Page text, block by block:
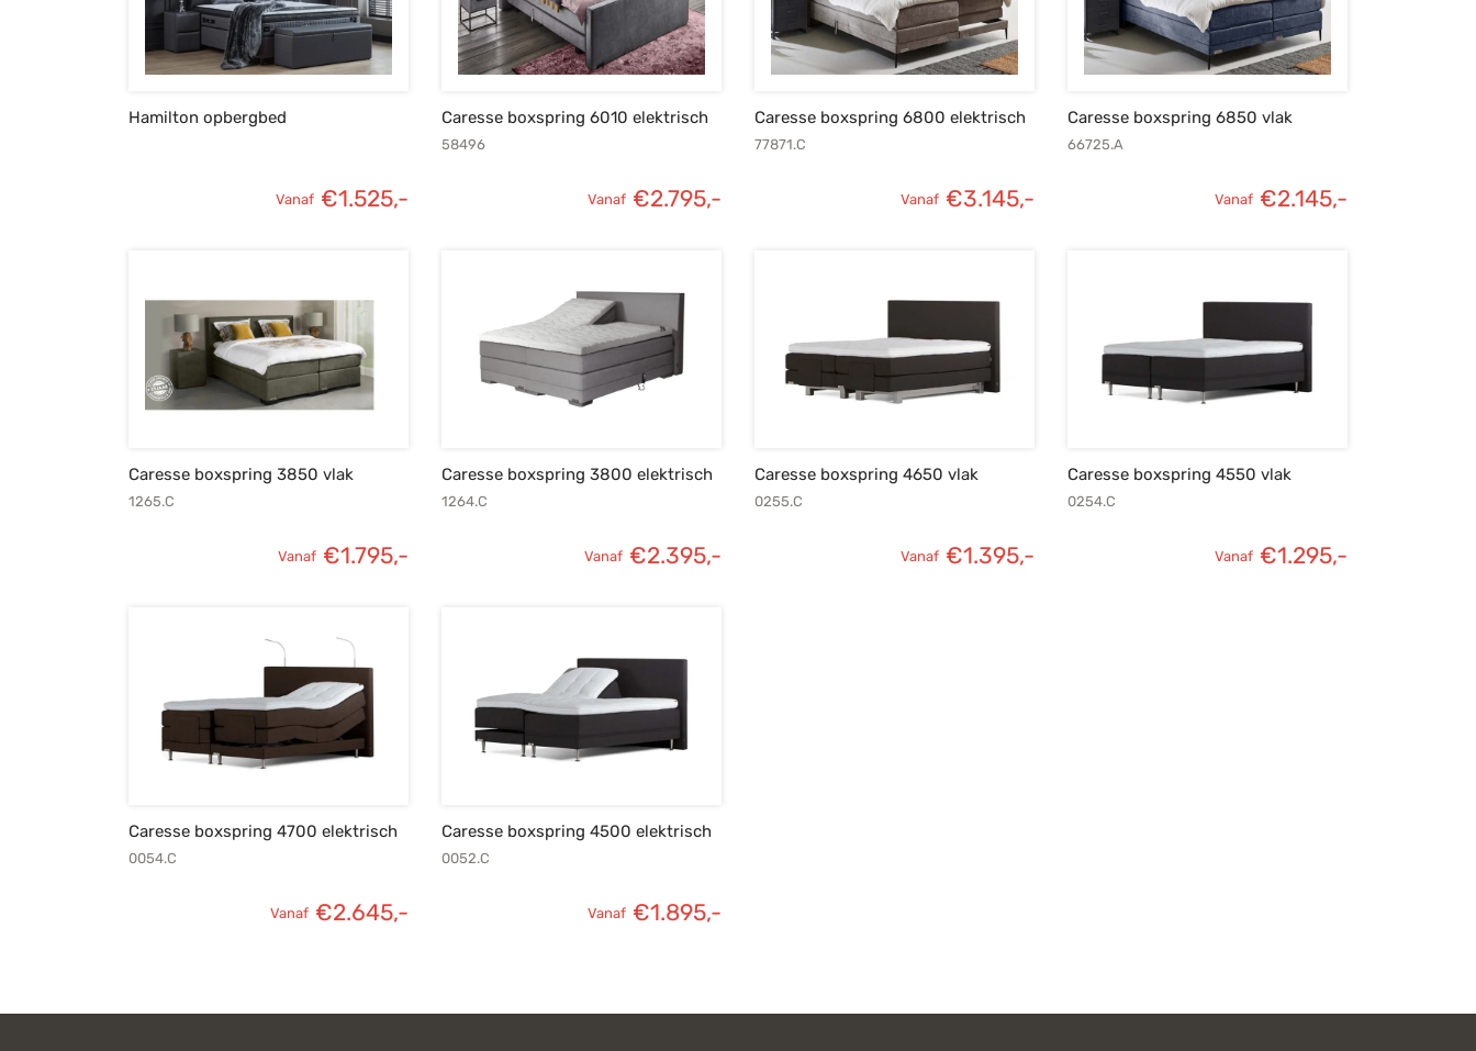
Hamilton opbergbed
Vanaf €1.525,-
Caresse boxspring 6010 elektrisch
58496
Vanaf €2.795,-
Caresse boxspring 6800 elektrisch
77871.C
Vanaf €3.145,-
Caresse boxspring 6850 vlak
66725.A
Vanaf €2.145,-
Caresse boxspring 3850 vlak
1265.C
Vanaf €1.795,-
Caresse boxspring 3800 elektrisch
1264.C
Vanaf €2.395,-
Caresse boxspring 4650 vlak
0255.C
Vanaf €1.395,-
Caresse boxspring 4550 vlak
0254.C
Vanaf €1.295,-
Caresse boxspring 4700 elektrisch
0054.C
Vanaf €2.645,-
Caresse boxspring 4500 elektrisch
0052.C
Vanaf €1.895,-